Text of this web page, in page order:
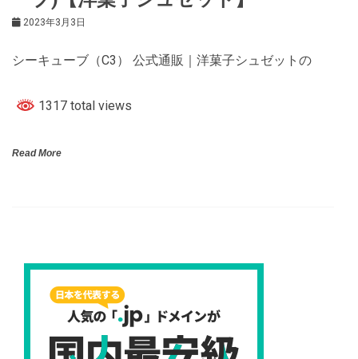
2023年3月3日
シーキューブ（C3） 公式通販｜洋菓子シュゼットの
1317 total views
Read More